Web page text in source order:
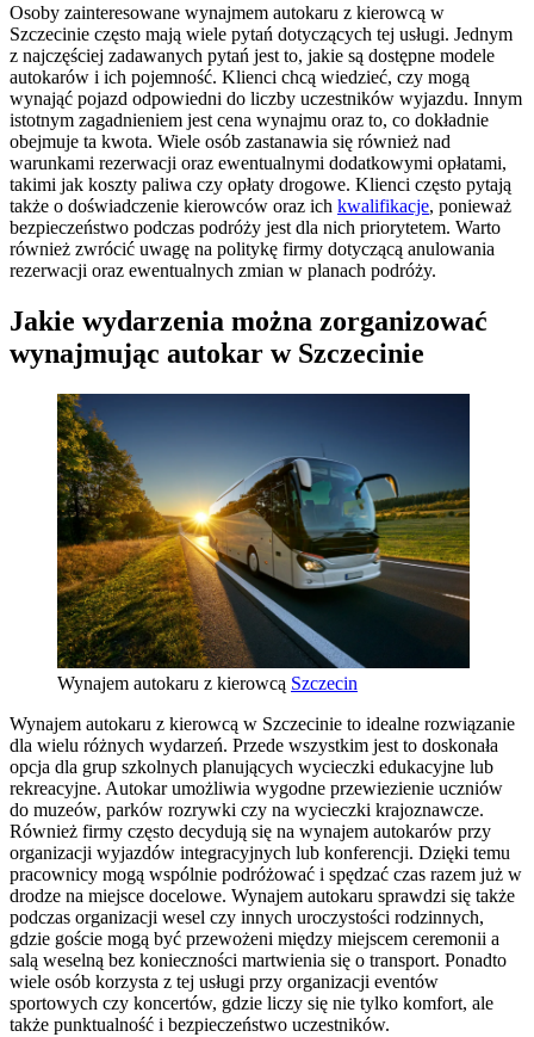
Osoby zainteresowane wynajmem autokaru z kierowcą w
Szczecinie często mają wiele pytań dotyczących tej usługi. Jednym
z najczęściej zadawanych pytań jest to, jakie są dostępne modele
autokarów i ich pojemność. Klienci chcą wiedzieć, czy mogą
wynająć pojazd odpowiedni do liczby uczestników wyjazdu. Innym
istotnym zagadnieniem jest cena wynajmu oraz to, co dokładnie
obejmuje ta kwota. Wiele osób zastanawia się również nad
warunkami rezerwacji oraz ewentualnymi dodatkowymi opłatami,
takimi jak koszty paliwa czy opłaty drogowe. Klienci często pytają
także o doświadczenie kierowców oraz ich kwalifikacje, ponieważ
bezpieczeństwo podczas podróży jest dla nich priorytetem. Warto
również zwrócić uwagę na politykę firmy dotyczącą anulowania
rezerwacji oraz ewentualnych zmian w planach podróży.
Jakie wydarzenia można zorganizować
wynajmując autokar w Szczecinie
Wynajem autokaru z kierowcą Szczecin
Wynajem autokaru z kierowcą w Szczecinie to idealne rozwiązanie
dla wielu różnych wydarzeń. Przede wszystkim jest to doskonała
opcja dla grup szkolnych planujących wycieczki edukacyjne lub
rekreacyjne. Autokar umożliwia wygodne przewiezienie uczniów
do muzeów, parków rozrywki czy na wycieczki krajoznawcze.
Również firmy często decydują się na wynajem autokarów przy
organizacji wyjazdów integracyjnych lub konferencji. Dzięki temu
pracownicy mogą wspólnie podróżować i spędzać czas razem już w
drodze na miejsce docelowe. Wynajem autokaru sprawdzi się także
podczas organizacji wesel czy innych uroczystości rodzinnych,
gdzie goście mogą być przewożeni między miejscem ceremonii a
salą weselną bez konieczności martwienia się o transport. Ponadto
wiele osób korzysta z tej usługi przy organizacji eventów
sportowych czy koncertów, gdzie liczy się nie tylko komfort, ale
także punktualność i bezpieczeństwo uczestników.